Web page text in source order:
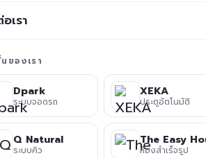
เรา
ของเรา
Dpark
ระบบจอดรถ
XEKA
ประตูอัตโนมัติ
Q Natural
ระบบคิว ห้องสำเร็จรูป
เ
นับ